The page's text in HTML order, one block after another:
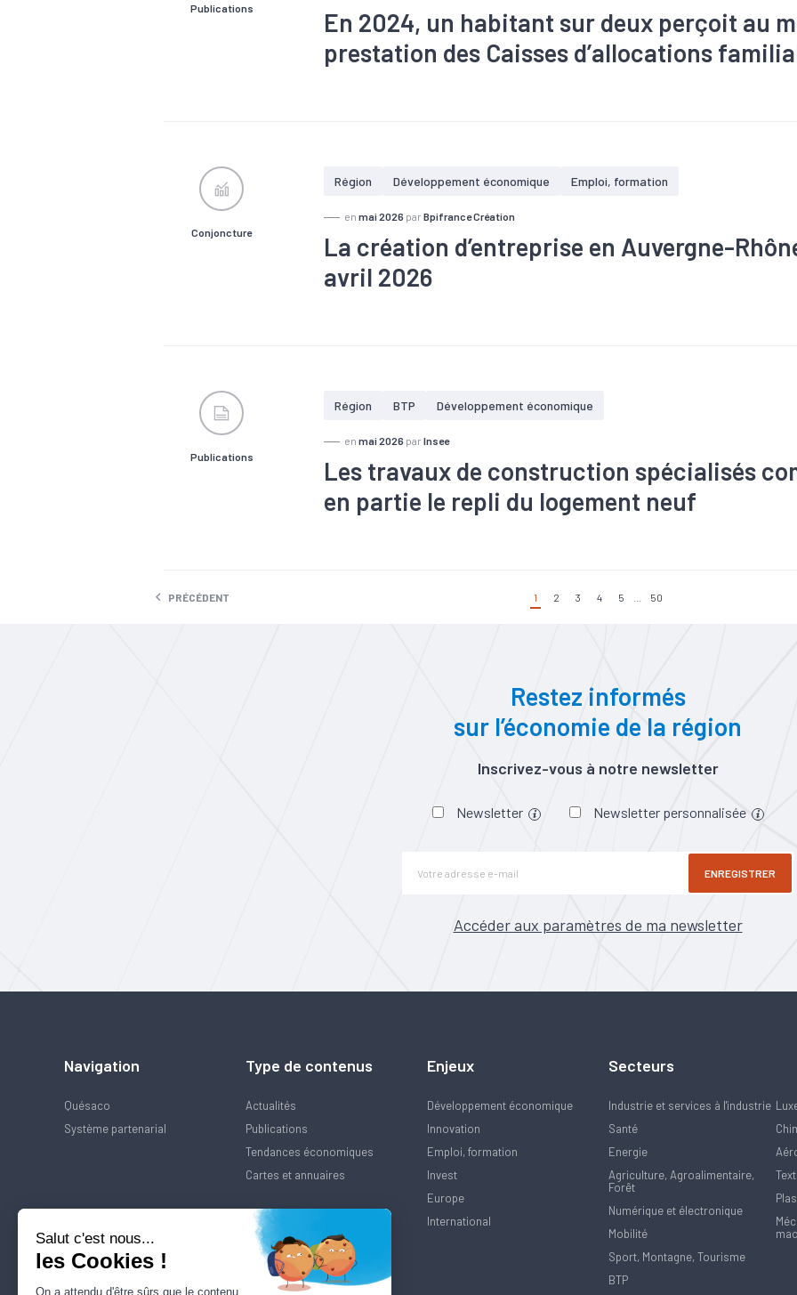
Publications
En 2024, un habitant sur deux perçoit au
prestation des Caisses d’allocations
Conjoncture
Région Développement économique Emploi, formation
en mai 2026 par Bpifrance Création
La création d’entreprise en Auvergne-
avril 2026
Publications
Région BTP Développement économique
en mai 2026 par Insee
Les travaux de construction spécialisés
en partie le repli du logement neuf
PRÉCÉDENT 1 2 3 4 5 50
Restez informés
sur l’économie de la région
Inscrivez-vous à notre newsletter
Newsletter Newsletter personnalisée
ENREGISTRER
Accéder aux paramètres de ma newsletter
Navigation
Quésaco
Système partenarial
Type de contenus
Actualités
Publications
Tendances économiques
Cartes et annuaires
Enjeux
Développement économique
Innovation
Emploi, formation
Invest
Europe
International
Secteurs
Industrie et services à l'industrie
Santé
Energie
Agriculture, Agroalimentaire,
Forêt
Numérique et électronique
Mobilité
Sport, Montagne, Tourisme
BTP
Salut c'est nous...
les Cookies !
On a attendu d'être sûrs que le contenu